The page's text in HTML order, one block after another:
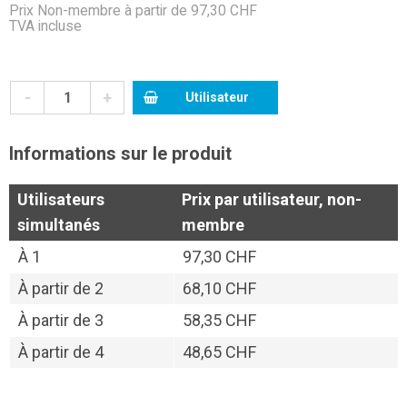
Prix Non-membre à partir de 97,30 CHF
TVA incluse
- + Utilisateur
Informations sur le produit
Utilisateurs
simultanés
Prix par utilisateur, non-
membre
À 1
97,30 CHF
À partir de 2
68,10 CHF
À partir de 3
58,35 CHF
À partir de 4 48,65 CHF